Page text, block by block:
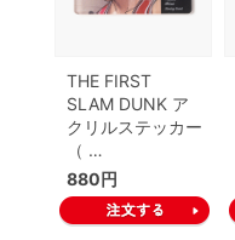
THE FIRST
SLAM DUNK ア
クリルステッカー
（ …
880円